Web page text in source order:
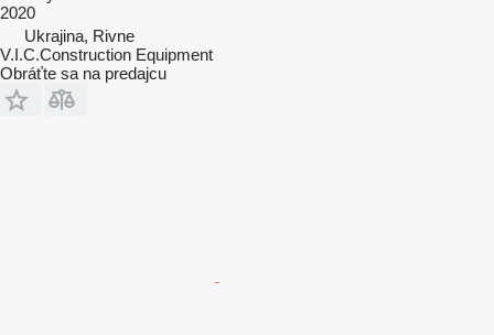
2020
Ukrajina, Rivne
V.I.C.Construction Equipment
Obráťte sa na predajcu